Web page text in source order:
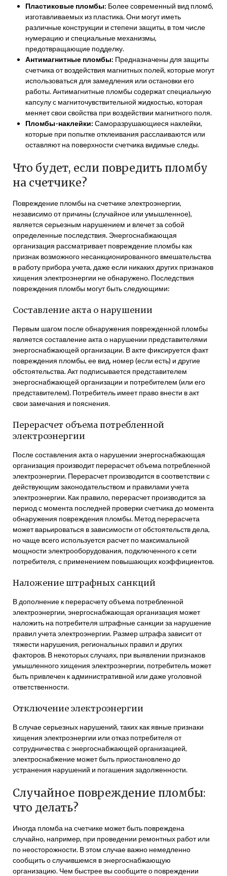
Пластиковые пломбы: Более современный вид пломб,
изготавливаемых из пластика. Они могут иметь
различные конструкции и степени защиты, в том числе
нумерацию и специальные механизмы,
предотвращающие подделку.
Антимагнитные пломбы: Предназначены для защиты
счетчика от воздействия магнитных полей, которые могут
использоваться для замедления или остановки его
работы. Антимагнитные пломбы содержат специальную
капсулу с магниточувствительной жидкостью, которая
меняет свои свойства при воздействии магнитного поля.
Пломбы-наклейки: Саморазрушающиеся наклейки,
которые при попытке отклеивания расслаиваются или
оставляют на поверхности счетчика видимые следы.
Что будет, если повредить пломбу
на счетчике?
Повреждение пломбы на счетчике электроэнергии,
независимо от причины (случайное или умышленное),
является серьезным нарушением и влечет за собой
определенные последствия. Энергоснабжающая
организация рассматривает повреждение пломбы как
признак возможного несанкционированного вмешательства
в работу прибора учета, даже если никаких других признаков
хищения электроэнергии не обнаружено. Последствия
повреждения пломбы могут быть следующими:
Составление акта о нарушении
Первым шагом после обнаружения поврежденной пломбы
является составление акта о нарушении представителями
энергоснабжающей организации. В акте фиксируется факт
повреждения пломбы, ее вид, номер (если есть) и другие
обстоятельства. Акт подписывается представителем
энергоснабжающей организации и потребителем (или его
представителем). Потребитель имеет право внести в акт
свои замечания и пояснения.
Перерасчет объема потребленной
электроэнергии
После составления акта о нарушении энергоснабжающая
организация производит перерасчет объема потребленной
электроэнергии. Перерасчет производится в соответствии с
действующим законодательством и правилами учета
электроэнергии. Как правило, перерасчет производится за
период с момента последней проверки счетчика до момента
обнаружения повреждения пломбы. Метод перерасчета
может варьироваться в зависимости от обстоятельств дела,
но чаще всего используется расчет по максимальной
мощности электрооборудования, подключенного к сети
потребителя, с применением повышающих коэффициентов.
Наложение штрафных санкций
В дополнение к перерасчету объема потребленной
электроэнергии, энергоснабжающая организация может
наложить на потребителя штрафные санкции за нарушение
правил учета электроэнергии. Размер штрафа зависит от
тяжести нарушения, региональных правил и других
факторов. В некоторых случаях, при выявлении признаков
умышленного хищения электроэнергии, потребитель может
быть привлечен к административной или даже уголовной
ответственности.
Отключение электроэнергии
В случае серьезных нарушений, таких как явные признаки
хищения электроэнергии или отказ потребителя от
сотрудничества с энергоснабжающей организацией,
электроснабжение может быть приостановлено до
устранения нарушений и погашения задолженности.
Случайное повреждение пломбы:
что делать?
Иногда пломба на счетчике может быть повреждена
случайно, например, при проведении ремонтных работ или
по неосторожности. В этом случае важно немедленно
сообщить о случившемся в энергоснабжающую
организацию. Чем быстрее вы сообщите о повреждении